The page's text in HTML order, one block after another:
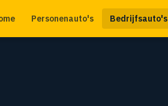
Personenauto's Bedrijfsauto's